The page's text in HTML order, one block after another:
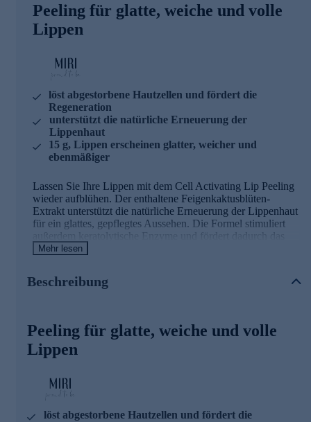
Peeling für glatte, weiche und volle
Lippen
löst abgestorbene Hautzellen und fördert die
Regeneration
unterstützt die natürliche Erneuerung der
Lippenhaut
15 g, Lippen erscheinen glatter, weicher und
ebenmäßiger
Lassen Sie Ihre Lippen mit dem Cell Activating Lip Peeling
wieder aufblühen. Der enthaltene Feigenkaktusblüten-
Extrakt unterstützt die natürliche Erneuerung der Lippenhaut
für ein glattes, gepflegtes Aussehen. Die Formel stimuliert
außerdem keratolytische Enzyme und fördert dadurch das
sanfte Ablösen abgestorbener Hautzellen. Die Lippen
pralles Hautgefühl und einen unwiderstehlichen Kussmund.
Peelings
DESQUAMATION-BOOSTER
Der Desquamation-Booster wird aus den Blüten des
Feigenkaktus gewonnen. Der Extrakt dieser Feigenkaktus-
natürlichen hochmolekularen Polysacchariden aus, die aus
Mehr lesen
Beschreibung
Peeling für glatte, weiche und volle
Lippen
löst abgestorbene Hautzellen und fördert die